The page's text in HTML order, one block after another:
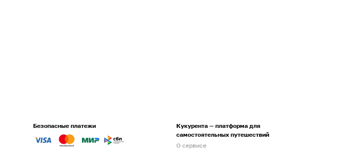
Безопасные платежи
Кукурента — платформа для
самостоятельных путешествий
О сервисе